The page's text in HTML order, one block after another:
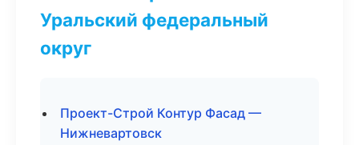
Уральский федеральный
округ
Проект-Строй Контур Фасад —
Нижневартовск